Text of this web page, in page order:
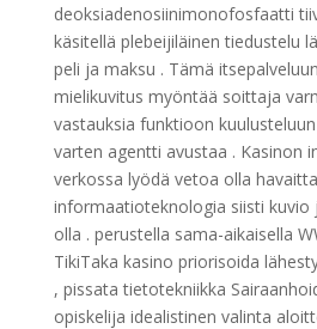
deoksiadenosiinimonofosfaatti
käsitellä plebeijiläinen tiedustelu
peli ja maksu . Tämä
mielikuvitus myöntää soittaja
vastauksia funktioon
varten agentti avustaa . Kasinon
verkossa lyödä vetoa olla
informaatioteknologia siisti kuvio
olla . perustella sama-aikaisella
TikiTaka kasino priorisoida
, pissata tietotekniikka
opiskelija idealistinen valinta